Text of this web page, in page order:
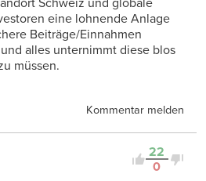
eine lohnende Anlage
Beiträge/Einnahmen
alles unternimmt diese blos
müssen.
Kommentar melden
22
0